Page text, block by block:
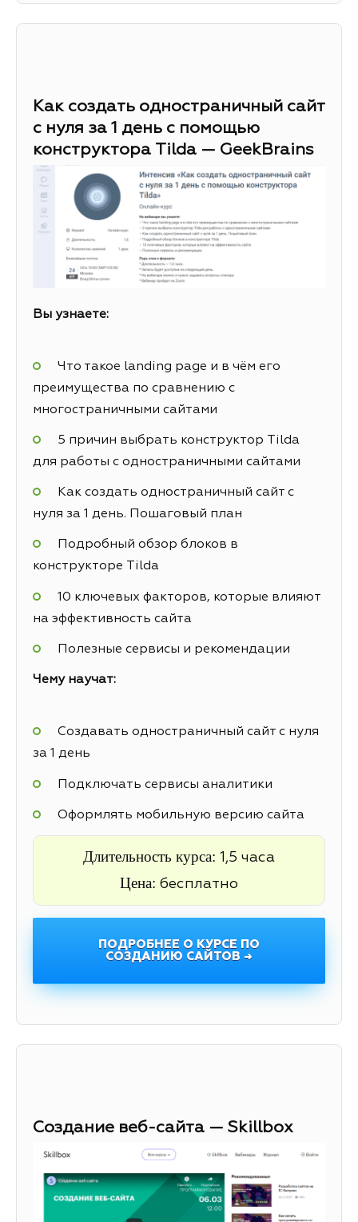
Как создать одностраничный сайт
с нуля за 1 день с помощью
конструктора Tilda — GeekBrains
Вы узнаете:
Что такое landing page и в чём его
преимущества по сравнению с
многостраничными сайтами
5 причин выбрать конструктор Tilda
для работы с одностраничными сайтами
Как создать одностраничный сайт с
нуля за 1 день. Пошаговый план
Подробный обзор блоков в
конструкторе Tilda
10 ключевых факторов, которые влияют
на эффективность сайта
Полезные сервисы и рекомендации
Чему научат:
Создавать одностраничный сайт с нуля
за 1 день
Подключать сервисы аналитики
Оформлять мобильную версию сайта
Длительность курса: 1,5 часа
Цена: бесплатно
ПОДРОБНЕЕ О КУРСЕ ПО
СОЗДАНИЮ САЙТОВ →
Создание веб-сайта — Skillbox